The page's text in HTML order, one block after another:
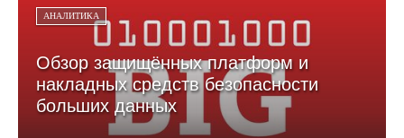
АНАЛИТИКА
Обзор защищённых платформ и
накладных средств безопасности
больших данных